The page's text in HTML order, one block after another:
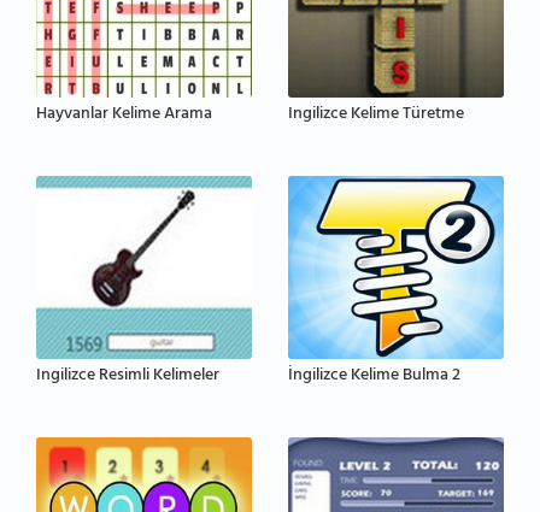
Hayvanlar Kelime Arama Ingilizce Kelime Türetme
Ingilizce Resimli Kelimeler İngilizce Kelime Bulma 2